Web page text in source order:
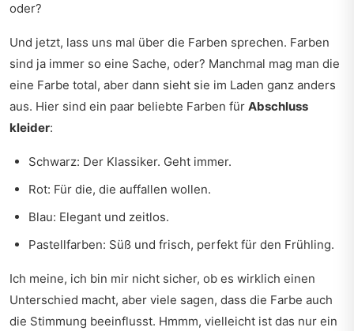
oder?
Und jetzt, lass uns mal über die Farben sprechen. Farben
sind ja immer so eine Sache, oder? Manchmal mag man die
eine Farbe total, aber dann sieht sie im Laden ganz anders
aus. Hier sind ein paar beliebte Farben für Abschluss
kleider:
Schwarz: Der Klassiker. Geht immer.
Rot: Für die, die auffallen wollen.
Blau: Elegant und zeitlos.
Pastellfarben: Süß und frisch, perfekt für den Frühling.
Ich meine, ich bin mir nicht sicher, ob es wirklich einen
Unterschied macht, aber viele sagen, dass die Farbe auch
die Stimmung beeinflusst. Hmmm, vielleicht ist das nur ein